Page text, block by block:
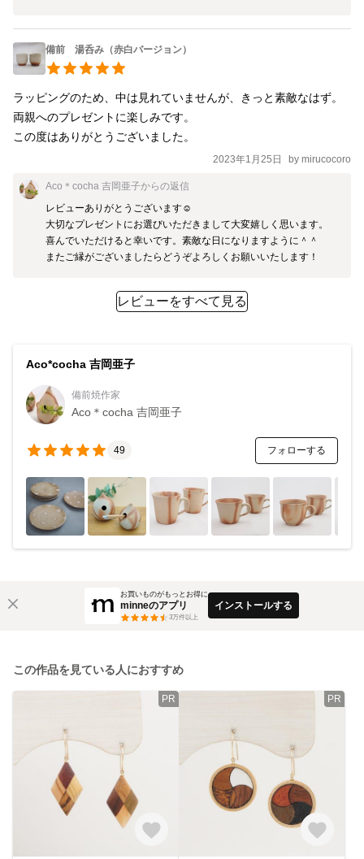
備前 湯呑み（赤白バージョン）
ラッピングのため、中は見れていませんが、きっと素敵なはず。
両親へのプレゼントに楽しみです。
この度はありがとうございました。
2023年1月25日 by mirucocoro
Aco＊cocha 吉岡亜子からの返信
レビューありがとうございます☺️
大切なプレゼントにお選びいただきまして大変嬉しく思います。
喜んでいただけると幸いです。素敵な日になりますように＾＾
またご縁がございましたらどうぞよろしくお願いいたします！
レビューをすべて見る
Aco*cocha 吉岡亜子
備前焼作家
Aco＊cocha 吉岡亜子
49 フォローする
お買いものがもっとお得に
minneのアプリ
3万件以上
インストールする
この作品を見ている人におすすめ
PR PR